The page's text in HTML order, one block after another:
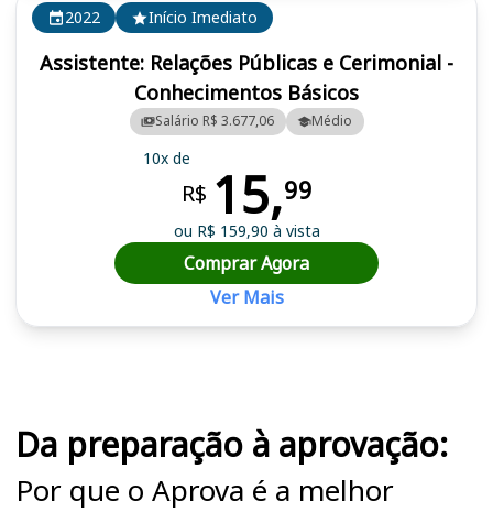
2022 Início Imediato
Assistente: Relações Públicas e Cerimonial -
Conhecimentos Básicos
Salário R$ 3.677,06 Médio
10x de
R$ 15,99
ou R$ 159,90 à vista
Comprar Agora
Ver Mais
Da preparação à aprovação:
Por que o Aprova é a melhor